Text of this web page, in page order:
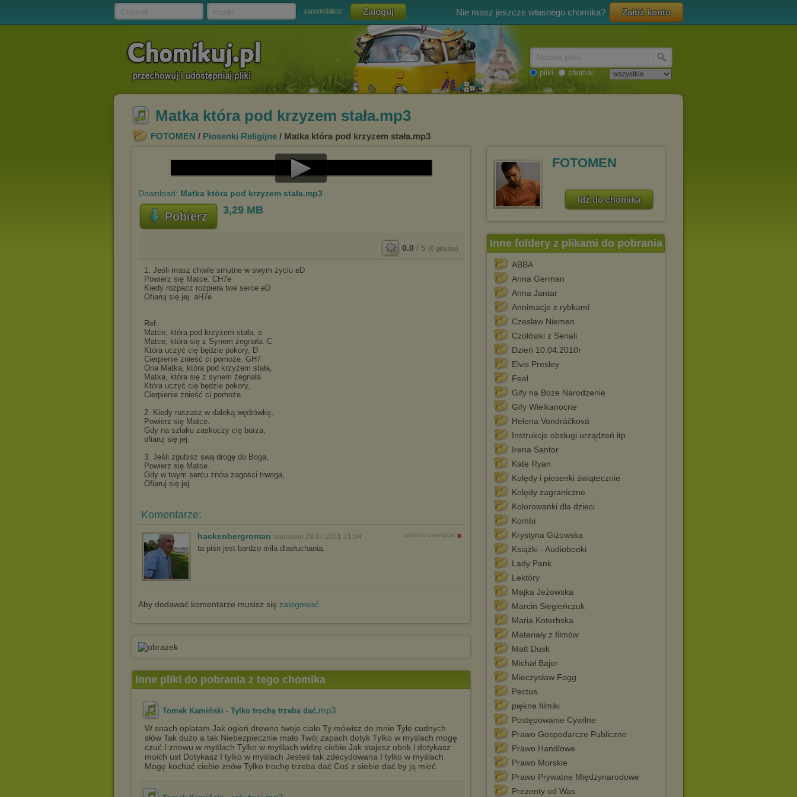
zapomniałem Nie masz jeszcze własnego chomika? Załóż konto
pliki chomiki
Matka która pod krzyzem stała.mp3
FOTOMEN / Piosenki Religijne / Matka która pod krzyzem stała.mp3
Play
Download: Matka która pod krzyzem stała.mp3
Pobierz 3,29 MB
0.0 / 5 (0 głosów)
1. Jeśli masz chwile smutne w swym życiu eD
Powierz się Matce. CH7e
Kiedy rozpacz rozpiera twe serce eD
Ofiaruj się jej. aH7e
Ref.
Matce, która pod krzyżem stała, e
Matce, która się z Synem żegnała. C
Która uczyć cię będzie pokory, D
Cierpienie znieść ci pomoże. GH7
Ona Matka, która pod krzyżem stała,
Matka, która się z synem żegnała
Która uczyć cię będzie pokory,
Cierpienie znieść ci pomoże.
2. Kiedy ruszasz w daleką wędrówkę,
Powierz się Matce.
Gdy na szlaku zaskoczy cię burza,
ofiaruj się jej.
3. Jeśli zgubisz swą drogę do Boga,
Powierz się Matce.
Gdy w twym sercu znów zagości trwoga,
Ofiaruj się jej.
Komentarze:
hackenbergroman napisano 28.07.2011 21:04 zgłoś do usunięcia
ta piśn jest bardzo miła dlasłuchania.
Aby dodawać komentarze musisz się zalogować
FOTOMEN
Idź do chomika
Inne foldery z plikami do pobrania
ABBA
Anna German
Anna Jantar
Annimacje z rybkami
Czesław Niemen
Czołówki z Seriali
Dzień 10.04.2010r
Elvis Presley
Feel
Gify na Boże Narodzenie
Gify Wielkanocne
Helena Vondráčková
Instrukcje obsługi urządzeń itp
Irena Santor
Kate Ryan
Kolędy i piosenki świątecznie
Kolędy zagraniczne
Kolorowanki dla dzieci
Kombi
Krystyna Giżowska
Książki - Audiobooki
Lady Pank
Lektóry
Majka Jeżowska
Marcin Siegieńczuk
Maria Koterbska
Materiały z filmów
Matt Dusk
Michał Bajor
Mieczysław Fogg
Pectus
piękne filmiki
Postępowanie Cywilne
Prawo Gospodarcze Publiczne
Prawo Handlowe
Prawo Morskie
Prawo Prywatne Międzynarodowe
Prezenty od Was
Inne pliki do pobrania z tego chomika
Tomek Kamiński - Tylko trochę trzeba dać.mp3
W snach oplatam Jak ogień drewno twoje ciało Ty mówisz do mnie Tyle cudnych
słów Tak dużo a tak Niebezpiecznie mało Twój zapach dotyk Tylko w myślach mogę
czuć I znowu w myślach Tylko w myślach widzę ciebie Jak stajesz obok i dotykasz
moich ust Dotykasz I tylko w myślach Jesteś tak zdecydowana I tylko w myślach
Mogę kochać ciebie znów Tylko trochę trzeba dać Coś z siebie dać by ją mieć